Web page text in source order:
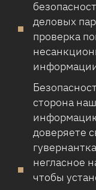
деловых
проверка
сторона
доверяете
негласное
чтобы